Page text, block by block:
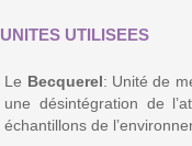
UTILISEES
Le Becquerel: Unité de
une désintégration de
échantillons de